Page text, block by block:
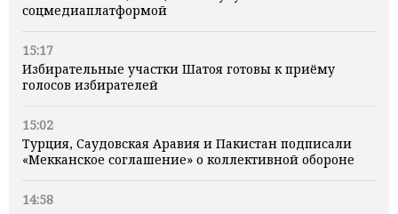
соцмедиаплатформой
15:17
Избирательные участки Шатоя готовы к приёму
голосов избирателей
15:02
Турция, Саудовская Аравия и Пакистан подписали
«Мекканское соглашение» о коллективной обороне
14:58